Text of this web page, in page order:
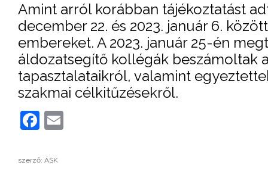
Amint arról korábban tájékoztatást
december 22. és 2023. január 6.
embereket. A 2023. január 25-én
áldozatsegítő kollégák beszámoltak
tapasztalataikról, valamint
szakmai célkitűzésekről.
Facebook
szerző: ÁSK